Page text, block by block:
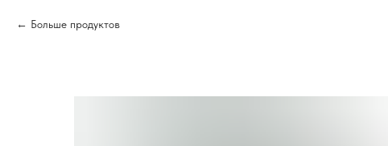
Больше продуктов